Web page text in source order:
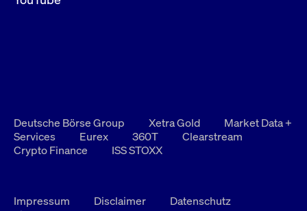
Deutsche Börse Group Xetra Gold
Market Data +
Services
Eurex 360T
Clearstream
Crypto Finance
ISS STOXX
Impressum Disclaimer
Datenschutz